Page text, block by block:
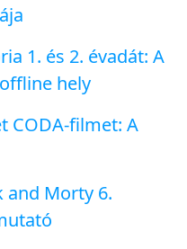
1. és 2. évadát: A
hely
CODA-filmet: A
and Morty 6.